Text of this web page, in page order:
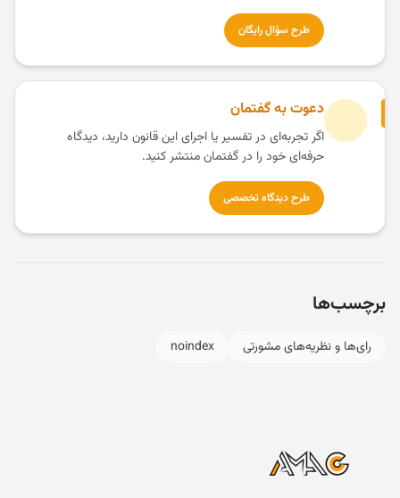
طرح سؤال رایگان
دعوت به گفتمان
اگر تجربه‌ای در تفسیر یا اجرای این قانون دارید، دیدگاه
حرفه‌ای خود را در گفتمان منتشر کنید.
طرح دیدگاه تخصصی
برچسب‌ها
رای‌ها و نظریه‌های مشورتی noindex